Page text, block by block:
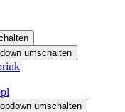
umschalten
umschalten